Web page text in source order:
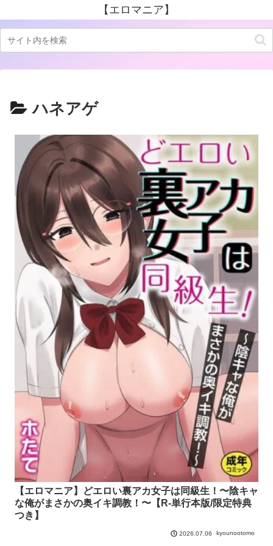
【エロマニア】
ハネアゲ
【エロマニア】どエロい裏アカ女子は同級生！〜陰キャ
な俺がまさかの奥イキ調教！〜【R-単行本版/限定特典
つき】
2026.07.06 kyounootomo